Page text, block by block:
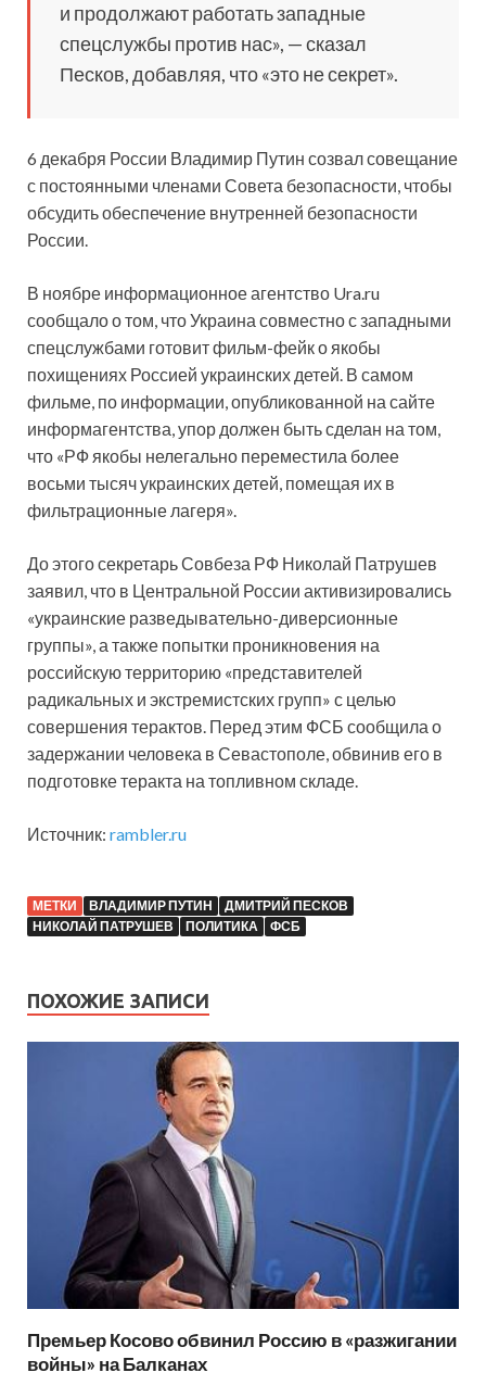
и продолжают работатьзападные
спецслужбы против нас», — сказал
Песков, добавляя, что «это не секрет».
6 декабря России Владимир Путин созвал совещание
с постоянными членами Совета безопасности, чтобы
обсудить обеспечение внутренней безопасности
России.
В ноябре информационное агентство Ura.ru
сообщало о том, что Украина совместно с западными
спецслужбами готовит фильм-фейк о якобы
похищениях Россией украинских детей. В самом
фильме, по информации, опубликованной на сайте
информагентства, упор должен быть сделан на том,
что «РФ якобы нелегально переместила более
восьми тысяч украинских детей, помещая их в
фильтрационные лагеря».
До этого секретарь Совбеза РФ Николай Патрушев
заявил, что в Центральной России активизировались
«украинские разведывательно-диверсионные
группы», а также попытки проникновения на
российскую территорию «представителей
радикальных и экстремистских групп» с целью
совершения терактов. Перед этим ФСБ сообщила о
задержании человека в Севастополе, обвинив его в
подготовке теракта на топливном складе.
Источник: rambler.ru
МЕТКИ ВЛАДИМИР ПУТИН
ДМИТРИЙ ПЕСКОВ
НИКОЛАЙ ПАТРУШЕВ
ПОЛИТИКА ФСБ
ПОХОЖИЕ ЗАПИСИ
Премьер Косово обвинил Россию в «разжигании
войны» на Балканах